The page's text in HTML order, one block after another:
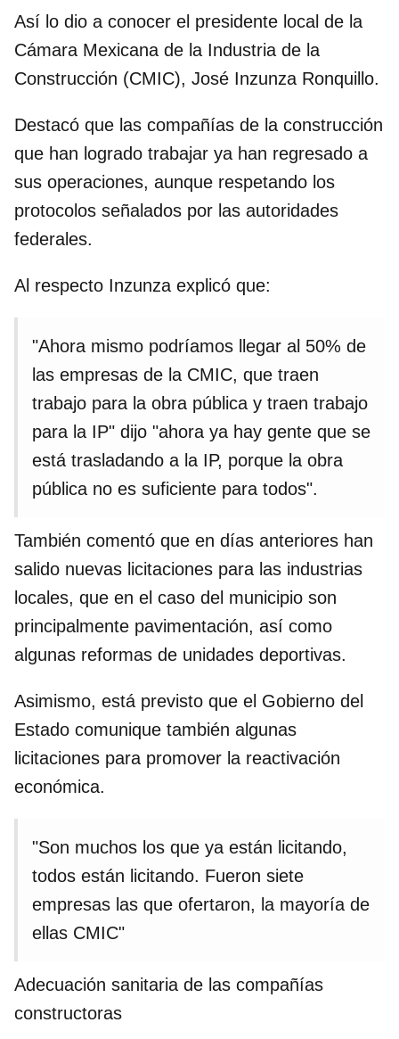
Así lo dio a conocer el presidente local de la
Cámara Mexicana de la Industria de la
Construcción (CMIC), José Inzunza Ronquillo.
Destacó que las compañías de la construcción
que han logrado trabajar ya han regresado a
sus operaciones, aunque respetando los
protocolos señalados por las autoridades
federales.
Al respecto Inzunza explicó que:
"Ahora mismo podríamos llegar al 50% de
las empresas de la CMIC, que traen
trabajo para la obra pública y traen trabajo
para la IP" dijo "ahora ya hay gente que se
está trasladando a la IP, porque la obra
pública no es suficiente para todos".
También comentó que en días anteriores han
salido nuevas licitaciones para las industrias
locales, que en el caso del municipio son
principalmente pavimentación, así como
algunas reformas de unidades deportivas.
Asimismo, está previsto que el Gobierno del
Estado comunique también algunas
licitaciones para promover la reactivación
económica.
"Son muchos los que ya están licitando,
todos están licitando. Fueron siete
empresas las que ofertaron, la mayoría de
ellas CMIC"
Adecuación sanitaria de las compañías
constructoras